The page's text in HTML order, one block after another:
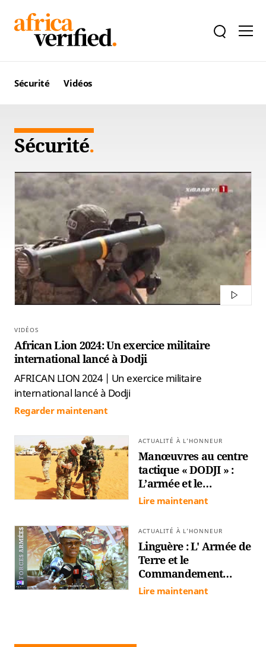
Sécurité Vidéos
Sécurité
VIDÉOS
African Lion 2024: Un exercice militaire
international lancé à Dodji
AFRICAN LION 2024 | Un exercice militaire
international lancé à Dodji
Regarder maintenant
ACTUALITÉ À L’HONNEUR
Manœuvres au centre
tactique « DODJI » :
L’armée et le
commandement
préparés à relever les
défis de sécurité
Lire maintenant
ACTUALITÉ À L’HONNEUR
Linguère : L' Armée de
Terre et le
Commandement
américain en
Lire maintenant